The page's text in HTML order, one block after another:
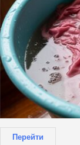
Перейти